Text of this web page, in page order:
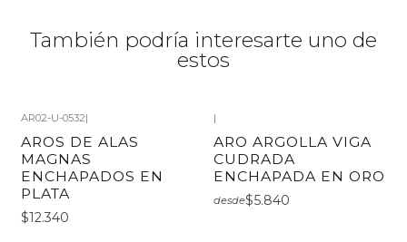
También podría interesarte uno de
estos
AR02-U-0532|
AROS DE ALAS
MAGNAS
ENCHAPADOS EN
PLATA
$12.340
|
ARO ARGOLLA VIGA
CUDRADA
ENCHAPADA EN ORO
desde$5.840